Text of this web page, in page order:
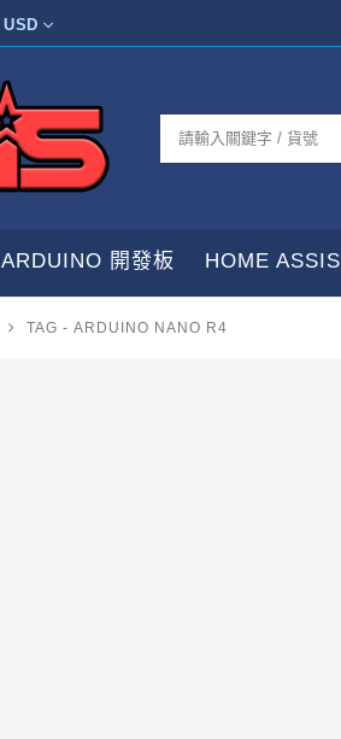
USD
ARDUINO 開發板 HOME
TAG - ARDUINO NANO R4